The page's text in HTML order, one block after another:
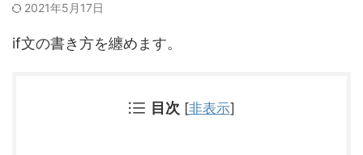
2021年5月17日
if文の書き方を纏めます。
目次 [非表示]